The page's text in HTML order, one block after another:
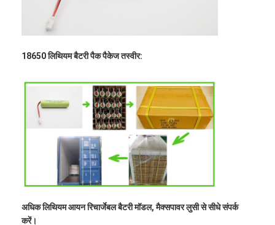
संपर्क करें
लिथियम LiFePO4 बैटरी
लिथियम आयन रिचार्जेबल बैटरी
लिथियम पॉलिमर बैटरी
ऊर्जा भंडारण बैटरी
18650 लिथियम बैटरी पैक पैकेज तस्वीर:
अधिक लिथियम आयन रिचार्जेबल बैटरी मॉडल, मैक्सपावर लुसी से सीधे संपर्क
करें।